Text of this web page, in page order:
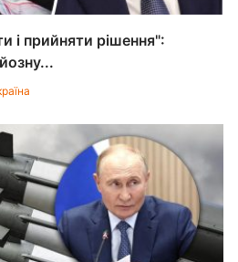
і прийняти рішення":